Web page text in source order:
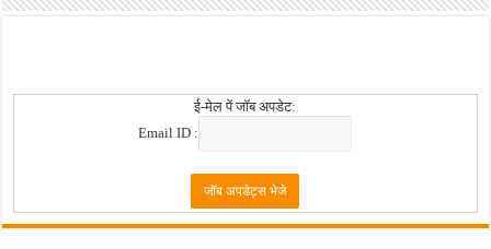
ई-मेल पें जॉब अपडेट:
Email ID :